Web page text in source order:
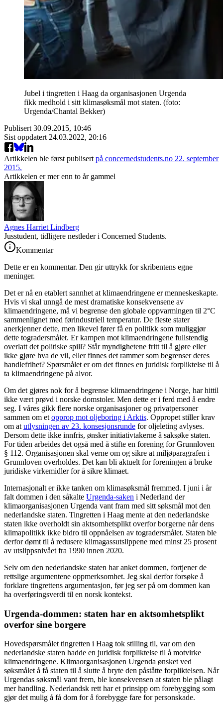
Jubel i tingretten i Haag da organisasjonen Urgenda
fikk medhold i sitt klimasøksmål mot staten. (foto:
Urgenda/Chantal Bekker)
Publisert 30.09.2015, 10:46
Sist oppdatert 24.03.2022, 20:16
Artikkelen ble først publisert på concernedstudents.no 22. september
2015.
Artikkelen er mer enn to år gammel
Agnes Harriet Lindberg
Jusstudent, tidligere nestleder i Concerned Students.
Kommentar
Dette er en kommentar. Den gir uttrykk for skribentens egne
meninger.
Det er nå en etablert sannhet at klimaendringene er menneskeskapte.
Hvis vi skal unngå de mest dramatiske konsekvensene av
klimaendringene, må vi begrense den globale oppvarmingen til 2°C
sammenlignet med førindustriell temperatur. De fleste stater
anerkjenner dette, men likevel fører få en politikk som muliggjør
dette togradersmålet. Er kampen mot klimaendringene fullstendig
overlatt det politiske spill? Står myndighetene fritt til å gjøre eller
ikke gjøre hva de vil, eller finnes det rammer som begrenser deres
handlefrihet? Spørsmålet er om det finnes en juridisk forpliktelse til å
ta klimaendringene på alvor.
Om det gjøres nok for å begrense klimaendringene i Norge, har hittil
ikke vært prøvd i norske domstoler. Men dette er i ferd med å endre
seg. I våres gikk flere norske organisasjoner og privatpersoner
sammen om et opprop mot oljeboring i Arktis. Oppropet stiller krav
om at utlysningen av 23. konsesjonsrunde for oljeleting avlyses.
Dersom dette ikke innfris, ønsker initiativtakerne å saksøke staten.
For tiden arbeides det også med å stifte en forening for Grunnloven
§ 112. Organisasjonen skal verne om og sikre at miljøparagrafen i
Grunnloven overholdes. Det kan bli aktuelt for foreningen å bruke
juridiske virkemidler for å sikre klimaet.
Internasjonalt er ikke tanken om klimasøksmål fremmed. I juni i år
falt dommen i den såkalte Urgenda-saken i Nederland der
klimaorganisasjonen Urgenda vant fram med sitt søksmål mot den
nederlandske staten. Tingretten i Haag mente at den nederlandske
staten ikke overholdt sin aktsomhetsplikt overfor borgerne når dens
klimapolitikk ikke bidro til oppnåelsen av togradersmålet. Staten ble
derfor dømt til å redusere klimagassutslippene med minst 25 prosent
av utslippsnivået fra 1990 innen 2020.
Selv om den nederlandske staten har anket dommen, fortjener de
rettslige argumentene oppmerksomhet. Jeg skal derfor forsøke å
forklare tingrettens argumentasjon, før jeg ser på om dommen kan
ha overføringsverdi til en norsk kontekst.
Urgenda-dommen: staten har en aktsomhetsplikt
overfor sine borgere
Hovedspørsmålet tingretten i Haag tok stilling til, var om den
nederlandske staten hadde en juridisk forpliktelse til å motvirke
klimaendringene. Klimaorganisasjonen Urgenda ønsket ved
søksmålet å få staten til å slutte å bryte den påståtte forpliktelsen. Når
Urgendas søksmål vant frem, ble konsekvensen at staten ble pålagt
mer handling. Nederlandsk rett har et prinsipp om forebygging som
gjør det mulig å få dom for å forebygge fare for personskade.